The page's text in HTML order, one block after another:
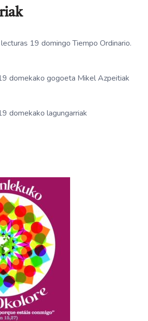
19 domingo Tiempo Ordinario.
domekako gogoeta Mikel Azpeitiak
domekako lagungarriak